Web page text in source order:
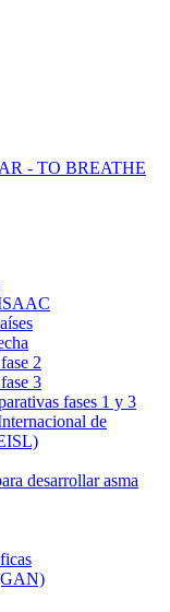
2
3
fases 1 y 3
de
desarrollar asma